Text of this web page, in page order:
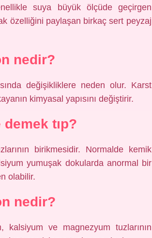
suya büyük ölçüde geçirgen
özelliğini paylaşan birkaç sert peyzaj
nedir?
değişikliklere neden olur. Karst
kimyasal yapısını değiştirir.
tıp?
birikmesidir. Normalde kemik
yumuşak dokularda anormal bir
olabilir.
nedir?
kalsiyum ve magnezyum tuzlarının